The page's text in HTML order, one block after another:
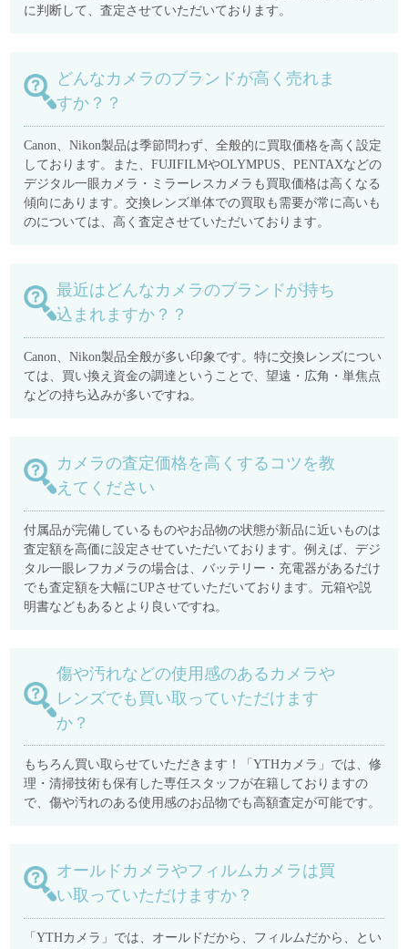
に判断して、査定させていただいております。
どんなカメラのブランドが高く売れま
すか？？
Canon、Nikon製品は季節問わず、全般的に買取価格を高く設定
しております。また、FUJIFILMやOLYMPUS、PENTAXなどの
デジタル一眼カメラ・ミラーレスカメラも買取価格は高くなる
傾向にあります。交換レンズ単体での買取も需要が常に高いも
のについては、高く査定させていただいております。
最近はどんなカメラのブランドが持ち
込まれますか？？
Canon、Nikon製品全般が多い印象です。特に交換レンズについ
ては、買い換え資金の調達ということで、望遠・広角・単焦点
などの持ち込みが多いですね。
カメラの査定価格を高くするコツを教
えてください
付属品が完備しているものやお品物の状態が新品に近いものは
査定額を高価に設定させていただいております。例えば、デジ
タル一眼レフカメラの場合は、バッテリー・充電器があるだけ
でも査定額を大幅にUPさせていただいております。元箱や説
明書などもあるとより良いですね。
傷や汚れなどの使用感のあるカメラや
レンズでも買い取っていただけます
か？
もちろん買い取らせていただきます！「YTHカメラ」では、修
理・清掃技術も保有した専任スタッフが在籍しておりますの
で、傷や汚れのある使用感のお品物でも高額査定が可能です。
オールドカメラやフィルムカメラは買
い取っていただけますか？
「YTHカメラ」では、オールドだから、フィルムだから、とい